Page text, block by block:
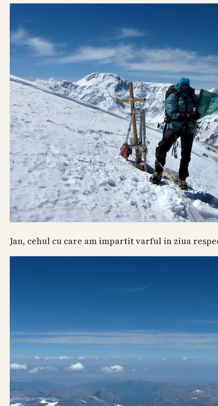
Jan, cehul cu care am impartit varful in ziua